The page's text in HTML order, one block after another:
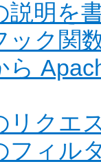
説明を
ック関
ら
リクエ
フィル